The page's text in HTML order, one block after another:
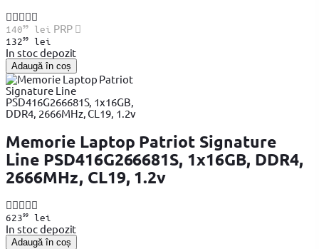
14099lei PRP
13299lei
In stoc depozit
Adaugă în coș
Memorie Laptop Patriot Signature
Line PSD416G266681S, 1x16GB, DDR4,
2666MHz, CL19, 1.2v
62399lei
In stoc depozit
Adaugă în coș